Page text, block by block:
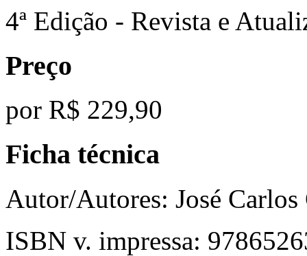
4ª Edição - Revista e
Preço
por R$ 229,90
Ficha técnica
Autor/Autores: José Carlos
ISBN v. impressa: